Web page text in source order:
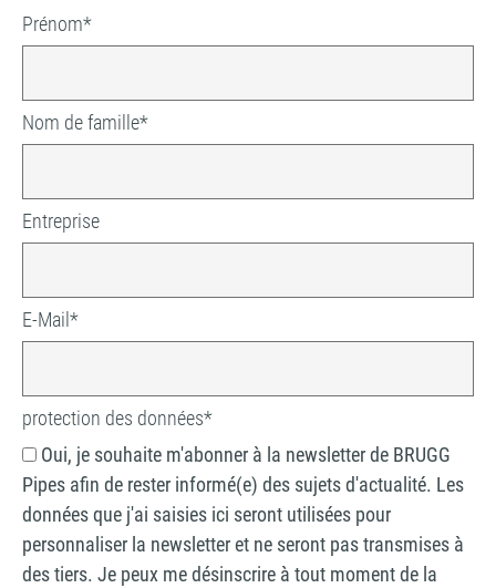
Prénom*
Nom de famille*
Entreprise
E-Mail *
protection des données*
Oui, je souhaite m'abonner à la newsletter de BRUGG
Pipes afin de rester informé(e) des sujets d'actualité. Les
données que j'ai saisies ici seront utilisées pour
personnaliser la newsletter et ne seront pas transmises à
des tiers. Je peux me désinscrire à tout moment de la